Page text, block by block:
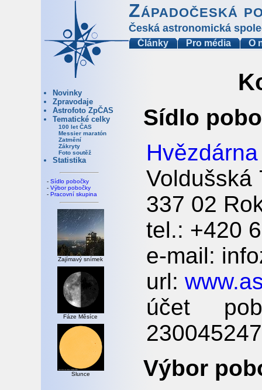
Západočeská
Česká astronomická
Články Pro média O
Novinky
Zpravodaje
Astrofoto ZpČAS
Tematické celky
100 let ČAS
Messier maratón
Zatmění
Zákryty
Foto soutěž
Statistika
- Sídlo pobočky
- Výbor pobočky
- Pracovní skupina
Zajímavý snímek
Fáze Měsíce
Slunce
Sídlo
Voldušská
337 02
tel.: +420
e-mail:
url:
účet
Výbor